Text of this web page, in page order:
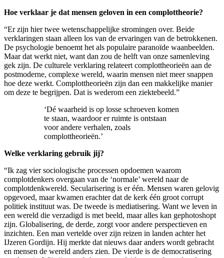
Hoe verklaar je dat mensen geloven in een complottheorie?
“Er zijn hier twee wetenschappelijke stromingen over. Beide
verklaringen staan alleen los van de ervaringen van de betrokkenen.
De psychologie benoemt het als populaire paranoïde waanbeelden.
Maar dat werkt niet, want dan zou de helft van onze samenleving
gek zijn. De culturele verklaring relateert complottheorieën aan de
postmoderne, complexe wereld, waarin mensen niet meer snappen
hoe deze werkt. Complottheorieën zijn dan een makkelijke manier
om deze te begrijpen. Dat is wederom een ziektebeeld.”
‘Dé waarheid is op losse schroeven komen
te staan, waardoor er ruimte is ontstaan
voor andere verhalen, zoals
complottheorieën.’
Welke verklaring gebruik jij?
“Ik zag vier sociologische processen opdoemen waarom
complotdenkers overgaan van de ‘normale’ wereld naar de
complotdenkwereld. Secularisering is er één. Mensen waren gelovig
opgevoed, maar kwamen erachter dat de kerk één groot corrupt
politiek instituut was. De tweede is mediatisering. Want we leven in
een wereld die verzadigd is met beeld, maar alles kan gephotoshopt
zijn. Globalisering, de derde, zorgt voor andere perspectieven en
inzichten. Een man vertelde over zijn reizen in landen achter het
IJzeren Gordijn. Hij merkte dat nieuws daar anders wordt gebracht
en mensen de wereld anders zien. De vierde is de democratisering